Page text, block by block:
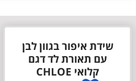
שידת איפור בגוון לבן
עם תאורת לד דגם
קלואי CHLOE